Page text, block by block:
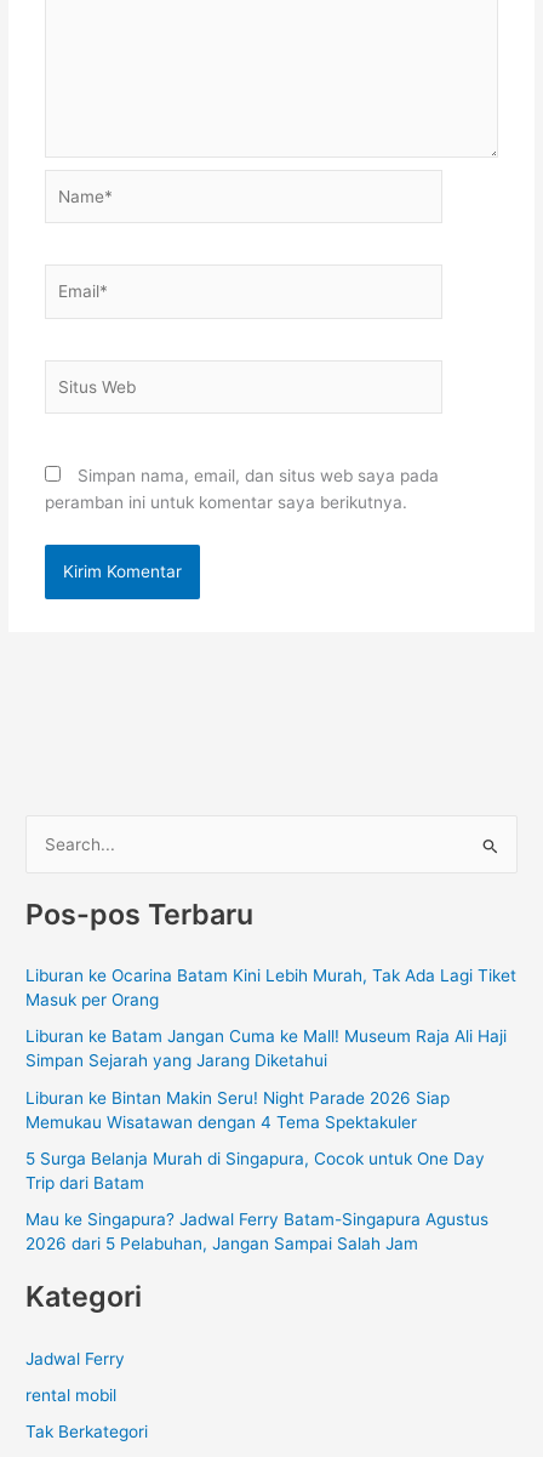
Web
Simpan nama, email, dan situs web saya pada
peramban ini untuk komentar saya berikutnya.
r
u
t
Pos-pos Terbaru
Liburan ke Ocarina Batam Kini Lebih Murah, Tak Ada Lagi Tiket
Masuk per Orang
Liburan ke Batam Jangan Cuma ke Mall! Museum Raja Ali Haji
Simpan Sejarah yang Jarang Diketahui
Liburan ke Bintan Makin Seru! Night Parade 2026 Siap
Memukau Wisatawan dengan 4 Tema Spektakuler
5 Surga Belanja Murah di Singapura, Cocok untuk One Day
Trip dari Batam
Mau ke Singapura? Jadwal Ferry Batam-Singapura Agustus
2026 dari 5 Pelabuhan, Jangan Sampai Salah Jam
Kategori
Jadwal Ferry
rental mobil
Tak Berkategori